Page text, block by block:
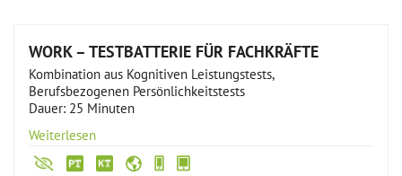
WORK – TESTBATTERIE FÜR FACHKRÄFTE
Kombination aus Kognitiven Leistungstests,
Berufsbezogenen Persönlichkeitstests
Dauer: 25 Minuten
Weiterlesen